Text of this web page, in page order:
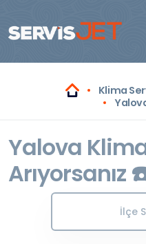
Klima
Yalova
Arıyorsanız
İlçe